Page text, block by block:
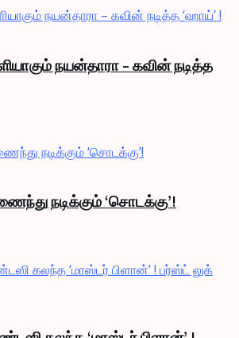
நயன்தாரா – கவின் நடித்த
நடிக்கும் ‘சொடக்கு’!